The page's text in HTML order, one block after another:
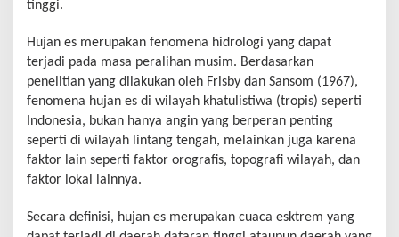
tinggi.
Hujan es merupakan fenomena hidrologi yang dapat
terjadi pada masa peralihan musim. Berdasarkan
penelitian yang dilakukan oleh Frisby dan Sansom (1967),
fenomena hujan es di wilayah khatulistiwa (tropis) seperti
Indonesia, bukan hanya angin yang berperan penting
seperti di wilayah lintang tengah, melainkan juga karena
faktor lain seperti faktor orografis, topografi wilayah, dan
faktor lokal lainnya.
Secara definisi, hujan es merupakan cuaca esktrem yang